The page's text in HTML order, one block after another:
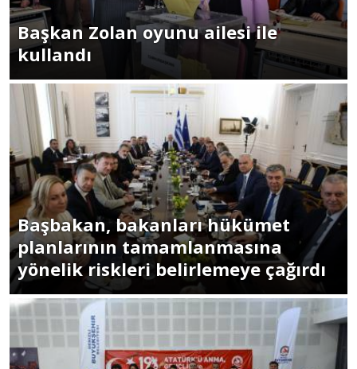
Başkan Zolan oyunu ailesi ile
kullandı
Başbakan, bakanları hükümet
planlarının tamamlanmasına
yönelik riskleri belirlemeye çağırdı